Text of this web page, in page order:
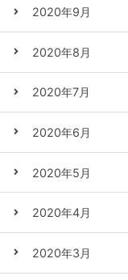
2020年9月
2020年8月
2020年7月
2020年6月
2020年5月
2020年4月
2020年3月